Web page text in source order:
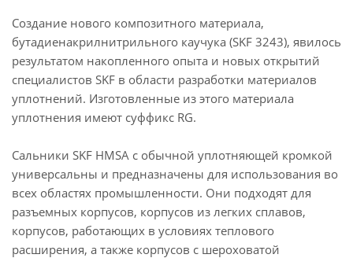
Создание нового композитного материала,
бутадиенакрилнитрильного каучука (SKF 3243), явилось
результатом накопленного опыта и новых открытий
специалистов SKF в области разработки материалов
уплотнений. Изготовленные из этого материала
уплотнения имеют суффикс RG.
Сальники SKF HMSA с обычной уплотняющей кромкой
универсальны и предназначены для использования во
всех областях промышленности. Они подходят для
разъемных корпусов, корпусов из легких сплавов,
корпусов, работающих в условиях теплового
расширения, а также корпусов с шероховатой